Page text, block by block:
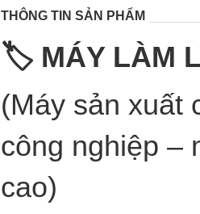
THÔNG TIN SẢN PHẨM
🏷 MÁY LÀM
(Máy sản xuất
công nghiệp –
cao)